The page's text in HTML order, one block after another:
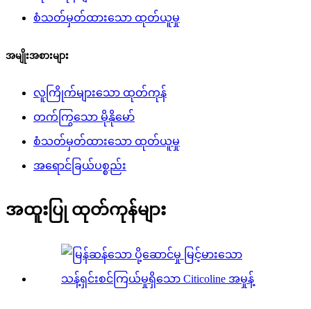
စံသတ်မှတ်ထားသော ထုတ်ယူမှု
အမျိုးအစားများ
လူကြိုက်များသော ထုတ်ကုန်
တက်ကြွသော မိုနိုမော်
စံသတ်မှတ်ထားသော ထုတ်ယူမှု
အရောင်ခြယ်ပစ္စည်း
အထူးပြု ထုတ်ကုန်များ